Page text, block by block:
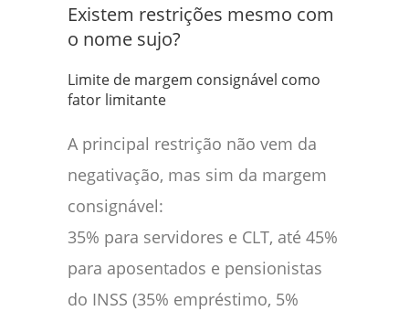
Existem restrições mesmo com
o nome sujo?
Limite de margem consignável como
fator limitante
A principal restrição não vem da
negativação, mas sim da margem
consignável:
35% para servidores e CLT, até 45%
para aposentados e pensionistas
do INSS (35% empréstimo, 5%